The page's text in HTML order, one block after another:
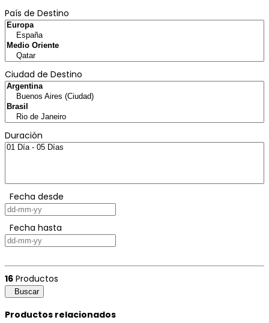
País de Destino
Ciudad de Destino
Duración
Fecha desde
Fecha hasta
16 Productos
Buscar
Productos relacionados